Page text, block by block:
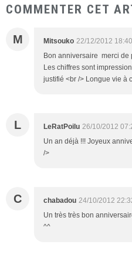
COMMENTER CET
M Mitsouko 22/12/2012 18:40
Bon anniversaire merci de
Les chiffres sont
justifié <br /> Longue vie à
L LeRatPoilu 26/10/2012
Un an déjà !!! Joyeux
/>
C chabadou 24/10/2012
Un très très bon
^^